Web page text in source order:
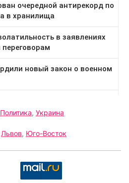
Политика, Украина
Львов, Юго-Восток